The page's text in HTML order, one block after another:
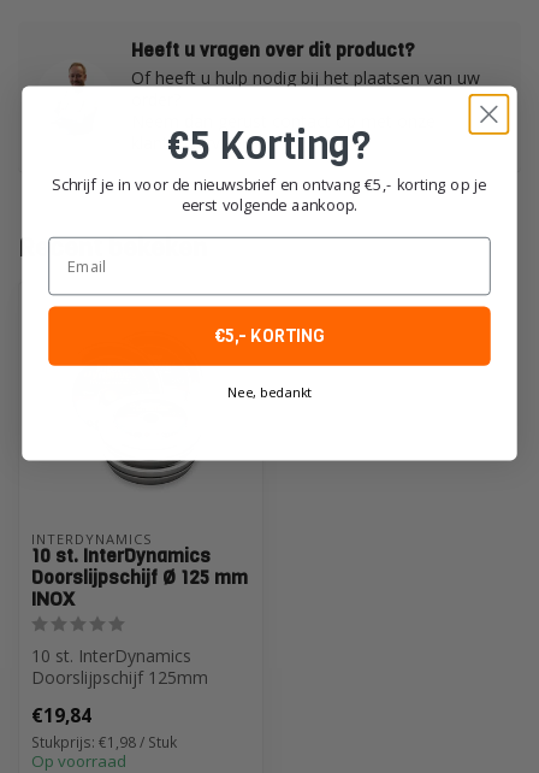
Heeft u vragen over dit product?
Of heeft u hulp nodig bij het plaatsen van uw
klantenservice!
Recent bekeken
INTERDYNAMICS
10 st. InterDynamics
Doorslijpschijf Ø 125 mm
INOX
10 st. InterDynamics
Doorslijpschijf 125mm
€19,84
Stukprijs: €1,98 / Stuk
Op voorraad
€5 Korting?
Schrijf je in voor de nieuwsbrief en ontvang €5,- korting op je
eerst volgende aankoop.
Email
€5,- KORTING
Nee, bedankt